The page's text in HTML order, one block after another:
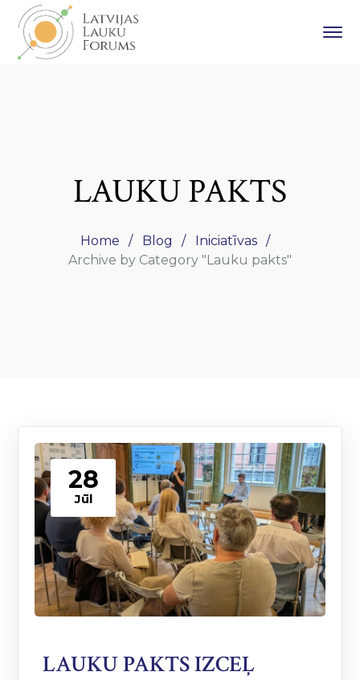
LAUKU PAKTS
Home Blog
Iniciatīvas
Archive by Category "Lauku pakts"
28
Jūl
LAUKU PAKTS IZCEĻ